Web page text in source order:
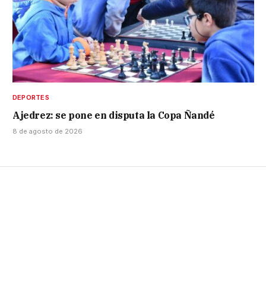
DEPORTES
Ajedrez: se pone en disputa la Copa Ñandé
8 de agosto de 2026